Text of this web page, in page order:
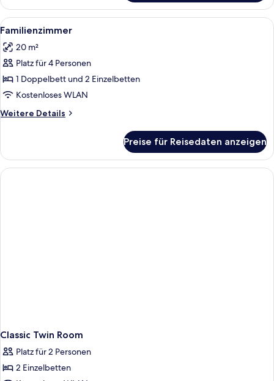
Doppelzimmer
(Large)
Alle
Fotos
für
Familienzimmer
anzeigen
Ein Hotelzimmer mit zwei Betten,
8
Familienzimmer
20 m²
Platz für 4 Personen
1 Doppelbett und 2 Einzelbetten
Kostenloses WLAN
Weitere Details
Weitere
Preise für Reisedaten anzeigen
Classic Twin Room
Platz für 2 Personen
2 Einzelbetten